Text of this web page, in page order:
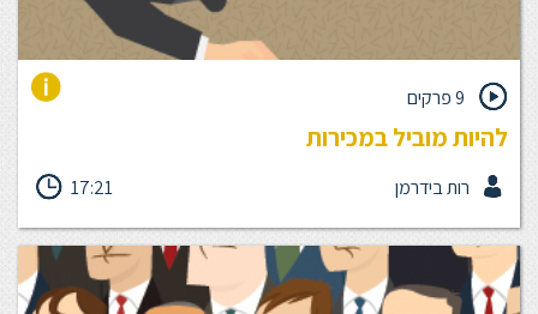
9 פרקים
להיות מוביל במכירות
בכל זמן נתון אנו מבצעים מכירה. בין אם מדובר במסר, רעיון, שירות או
מוצר. זו נקודת מוצא שחשוב שכל נותן שירות, מנהל או איש מכירות,
צריך לאמץ. יחידת להיות מוביל במכירות מיועדת לכל מי שרוצה לייצר
השפעה על האחר ובייחוד לכל מי שחושב ש"או שיש לך את זה, או
שאין לך את זה".
17:21 רות בידרמן